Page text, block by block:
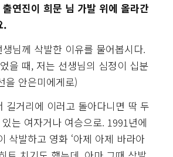
연진이 희문 님 가발 위에 올라간
.
님께 삭발한 이유를 물어봅시다.
을 때, 저는 선생님의 심정이 십분
을 안은미에게로)
길거리에 이러고 돌아다니면 딱 두
는 여자거나 여승으로. 1991년에
삭발하고 영화 ‘아제 아제 바라아